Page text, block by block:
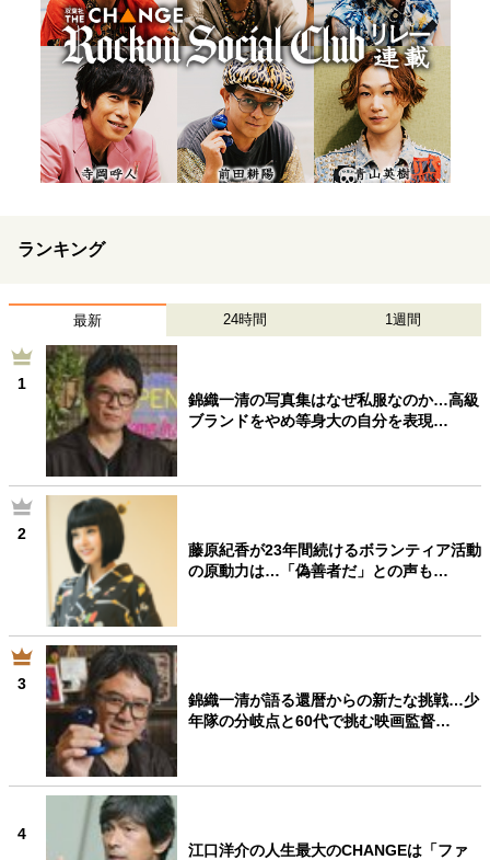
ランキング
最新 24時間 1週間
1
錦織一清の写真集はなぜ私服なのか…高級
ブランドをやめ等身大の自分を表現…
2
藤原紀香が23年間続けるボランティア活動
の原動力は…「偽善者だ」との声も…
3
錦織一清が語る還暦からの新たな挑戦…少
年隊の分岐点と60代で挑む映画監督…
4
江口洋介の人生最大のCHANGEは「ファ